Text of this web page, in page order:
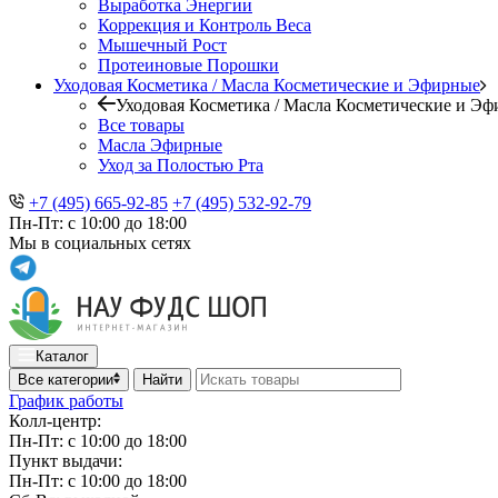
Выработка Энергии
Коррекция и Контроль Веса
Мышечный Рост
Протеиновые Порошки
Уходовая Косметика / Масла Косметические и Эфирные
Уходовая Косметика / Масла Косметические и
Все товары
Масла Эфирные
Уход за Полостью Рта
+7 (495) 665-92-85 +7 (495) 532-92-79
Пн-Пт: с 10:00 до 18:00
Мы в социальных сетях
Каталог
Все категории
Найти
График работы
Колл-центр:
Пн-Пт: с 10:00 до 18:00
Пункт выдачи:
Пн-Пт: с 10:00 до 18:00